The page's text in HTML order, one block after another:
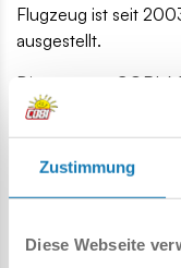
Zustimmung
Diese Webseite
Flugzeug ist seit
ausgestellt.
Dieses neue COBI-
Kupplungen vom
Aufkleber und ist mit
ausgestattet. Wenn
Erwartungen von